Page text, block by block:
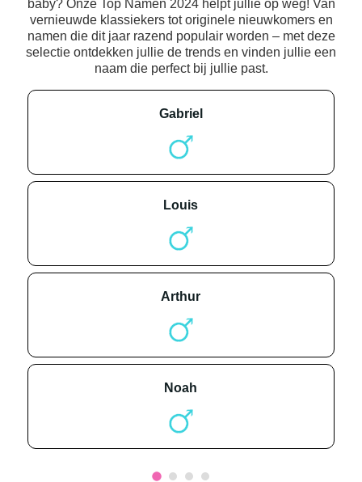
baby? Onze Top Namen 2024 helpt jullie op weg! Van
vernieuwde klassiekers tot originele nieuwkomers en
namen die dit jaar razend populair worden – met deze
selectie ontdekken jullie de trends en vinden jullie een
naam die perfect bij jullie past.
gabriel
louis
arthur
noah